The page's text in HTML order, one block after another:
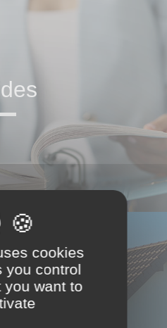
cookies
you control
you want to